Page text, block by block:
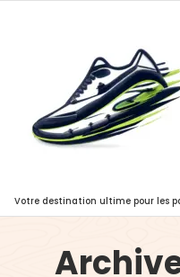
Votre destination ultime pour les